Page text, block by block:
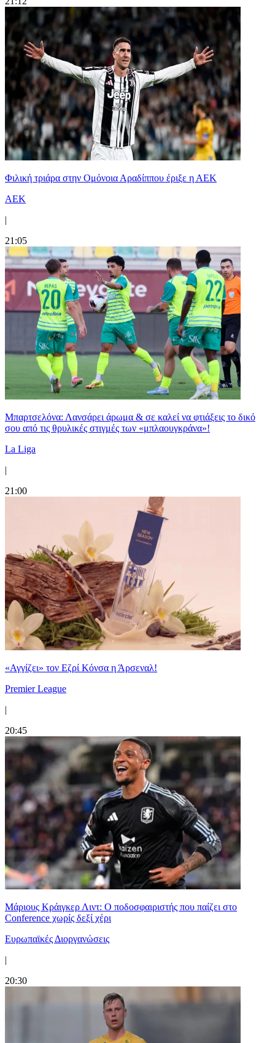
Φιλική τριάρα στην Ομόνοια Αραδίππου έριξε η ΑΕΚ
ΑΕΚ
|
21:05
Μπαρτσελόνα: Λανσάρει άρωμα & σε καλεί να φτιάξεις το δικό
σου από τις θρυλικές στιγμές των «μπλαουγκράνα»!
La Liga
|
21:00
«Αγγίζει» τον Εζρί Κόνσα η Άρσεναλ!
Premier League
|
20:45
Μάριους Κράιγκερ Λιντ: Ο ποδοσφαιριστής που παίζει στο
Conference χωρίς δεξί χέρι
Ευρωπαϊκές Διοργανώσεις
|
20:30